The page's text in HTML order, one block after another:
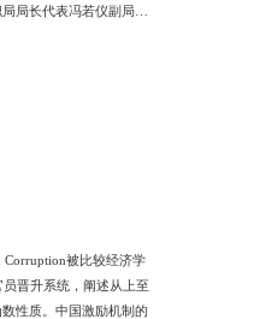
局长代表冯若仪副局
Corruption被比较经济学
晋升系统，阐述从上至
性质。中国激励机制的